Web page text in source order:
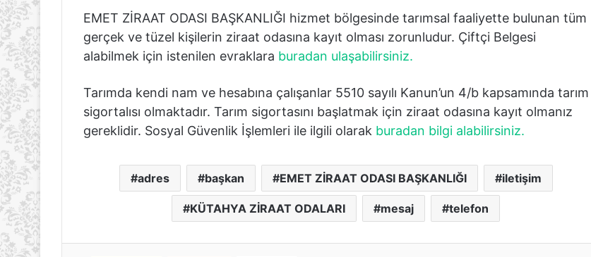
EMET ZİRAAT ODASI BAŞKANLIĞI hizmet bölgesinde tarımsal faaliyette bulunan tüm
gerçek ve tüzel kişilerin ziraat odasına kayıt olması zorunludur. Çiftçi Belgesi
alabilmek için istenilen evraklara buradan ulaşabilirsiniz.
Tarımda kendi nam ve hesabına çalışanlar 5510 sayılı Kanun’un 4/b kapsamında tarım
sigortalısı olmaktadır. Tarım sigortasını başlatmak için ziraat odasına kayıt olmanız
gereklidir. Sosyal Güvenlik İşlemleri ile ilgili olarak buradan bilgi alabilirsiniz.
adres başkan EMET ZİRAAT ODASI BAŞKANLIĞI iletişim
KÜTAHYA ZİRAAT ODALARI mesaj telefon